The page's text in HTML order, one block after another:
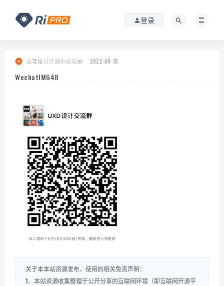
登录
交互设计汁源小站站长 2022-09-18
WechatIMG48
关于本本站资源发布、使用的相关免责声明：
1、本站资源收集整理于公开分享的互联网环境（即互联网开源平